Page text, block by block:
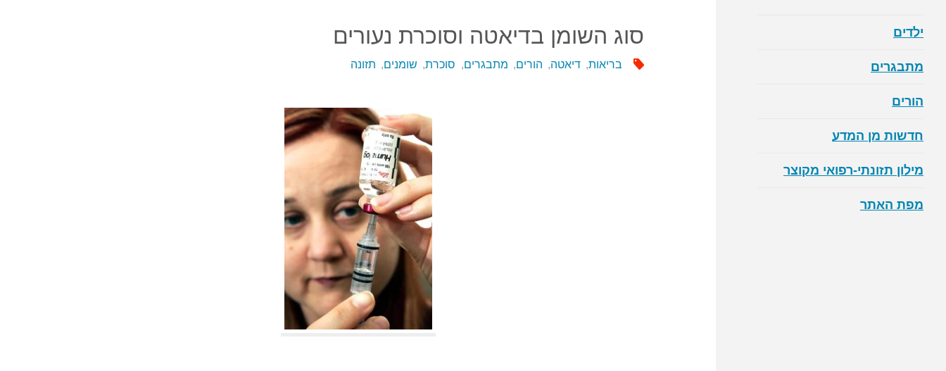
סוג השומן בדיאטה וסוכרת נעורים
בריאות, דיאטה, הורים, מתבגרים, סוכרת, שומנים, תזונה
ילדים
מתבגרים
הורים
חדשות מן המדע
מילון תזונתי-רפואי מקוצר
מפת האתר